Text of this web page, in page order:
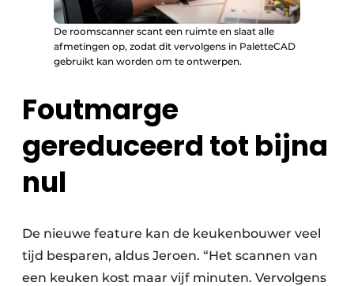
De roomscanner scant een ruimte en slaat alle
afmetingen op, zodat dit vervolgens in PaletteCAD
gebruikt kan worden om te ontwerpen.
Foutmarge
gereduceerd tot bijna
nul
De nieuwe feature kan de keukenbouwer veel
tijd besparen, aldus Jeroen. “Het scannen van
een keuken kost maar vijf minuten. Vervolgens